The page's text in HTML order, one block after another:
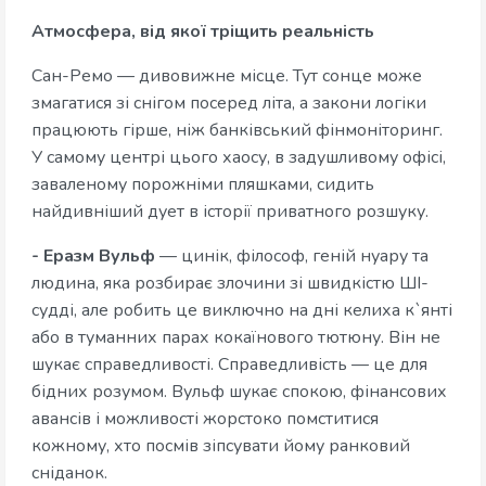
Атмосфера, від якої тріщить реальність
Сан-Ремо — дивовижне місце. Тут сонце може
змагатися зі снігом посеред літа, а закони логіки
працюють гірше, ніж банківський фінмоніторинг.
У самому центрі цього хаосу, в задушливому офісі,
заваленому порожніми пляшками, сидить
найдивніший дует в історії приватного розшуку.
- Еразм Вульф — цинік, філософ, геній нуару та
людина, яка розбирає злочини зі швидкістю ШІ-
судді, але робить це виключно на дні келиха к`янті
або в туманних парах кокаїнового тютюну. Він не
шукає справедливості. Справедливість — це для
бідних розумом. Вульф шукає спокою, фінансових
авансів і можливості жорстоко помститися
кожному, хто посмів зіпсувати йому ранковий
сніданок.